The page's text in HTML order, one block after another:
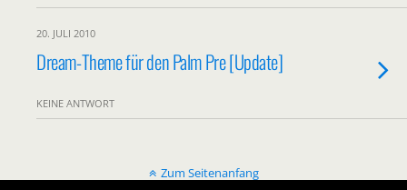
20. JULI 2010
Dream-Theme für den Palm Pre [Update]
KEINE ANTWORT
Zum Seitenanfang